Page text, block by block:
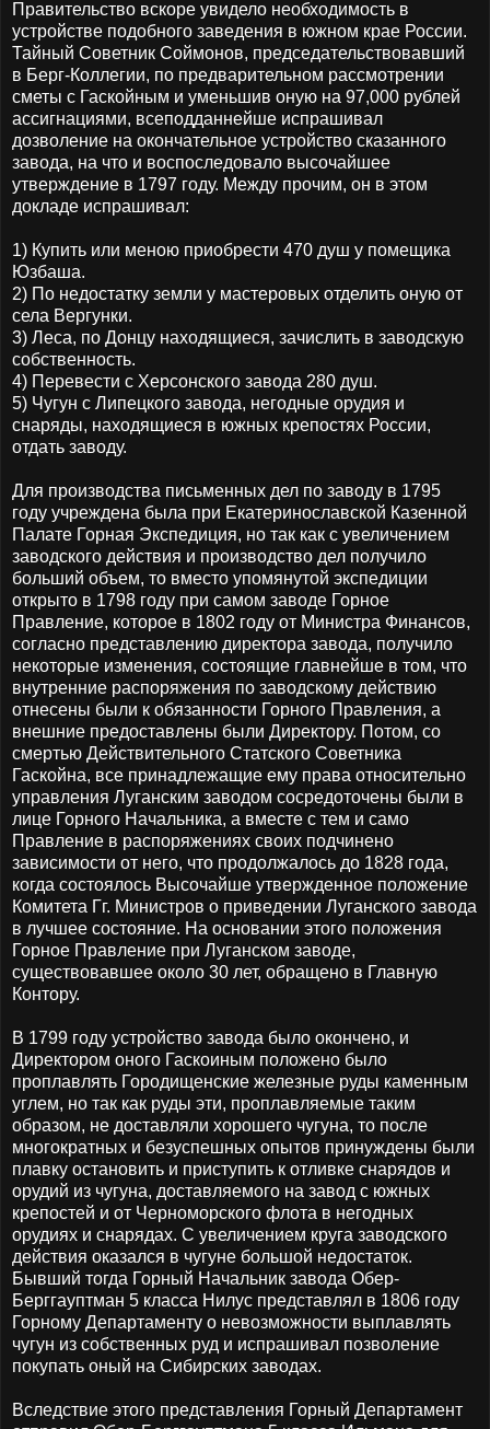
Правительство вскоре увидело необходимость в
устройстве подобного заведения в южном крае России.
Тайный Советник Соймонов, председательствовавший
в Берг-Коллегии, по предварительном рассмотрении
сметы с Гаскойным и уменьшив оную на 97,000 рублей
ассигнациями, всеподданнейше испрашивал
дозволение на окончательное устройство сказанного
завода, на что и воспоследовало высочайшее
утверждение в 1797 году. Между прочим, он в этом
докладе испрашивал:
1) Купить или меною приобрести 470 душ у помещика
Юзбаша.
2) По недостатку земли у мастеровых отделить оную от
села Вергунки.
3) Леса, по Донцу находящиеся, зачислить в заводскую
собственность.
4) Перевести с Херсонского завода 280 душ.
5) Чугун с Липецкого завода, негодные орудия и
снаряды, находящиеся в южных крепостях России,
отдать заводу.
Для производства письменных дел по заводу в 1795
году учреждена была при Екатеринославской Казенной
Палате Горная Экспедиция, но так как с увеличением
заводского действия и производство дел получило
больший объем, то вместо упомянутой экспедиции
открыто в 1798 году при самом заводе Горное
Правление, которое в 1802 году от Министра Финансов,
согласно представлению директора завода, получило
некоторые изменения, состоящие главнейше в том, что
внутренние распоряжения по заводскому действию
отнесены были к обязанности Горного Правления, а
внешние предоставлены были Директору. Потом, со
смертью Действительного Статского Советника
Гаскойна, все принадлежащие ему права относительно
управления Луганским заводом сосредоточены были в
лице Горного Начальника, а вместе с тем и само
Правление в распоряжениях своих подчинено
зависимости от него, что продолжалось до 1828 года,
когда состоялось Высочайше утвержденное положение
Комитета Гг. Министров о приведении Луганского завода
в лучшее состояние. На основании этого положения
Горное Правление при Луганском заводе,
существовавшее около 30 лет, обращено в Главную
Контору.
В 1799 году устройство завода было окончено, и
Директором оного Гаскоиным положено было
проплавлять Городищенские железные руды каменным
углем, но так как руды эти, проплавляемые таким
образом, не доставляли хорошего чугуна, то после
многократных и безуспешных опытов принуждены были
плавку остановить и приступить к отливке снарядов и
орудий из чугуна, доставляемого на завод с южных
крепостей и от Черноморского флота в негодных
орудиях и снарядах. С увеличением круга заводского
действия оказался в чугуне большой недостаток.
Бывший тогда Горный Начальник завода Обер-
Берггауптман 5 класса Нилус представлял в 1806 году
Горному Департаменту о невозможности выплавлять
чугун из собственных руд и испрашивал позволение
покупать оный на Сибирских заводах.
Вследствие этого представления Горный Департамент